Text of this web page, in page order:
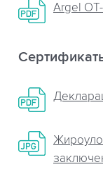
Argel